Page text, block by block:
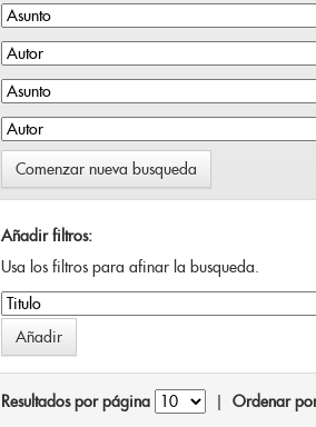
Comenzar nueva busqueda
Añadir filtros:
Usa los filtros para afinar la busqueda.
Resultados por página Ordenar